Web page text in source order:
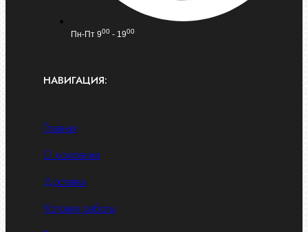
Пн-Пт 900 - 1900
НАВИГАЦИЯ:
Главная
О компании
Доставка
Условия работы